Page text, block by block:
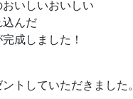
いしいおいしい
込んだ
成しました！
トしていただきました。